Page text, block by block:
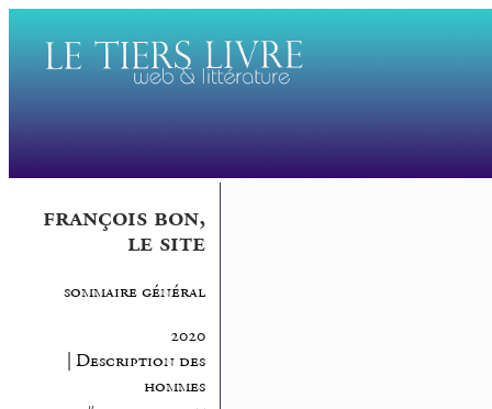
françois bon,
le site
sommaire général
2020
| Description des
hommes